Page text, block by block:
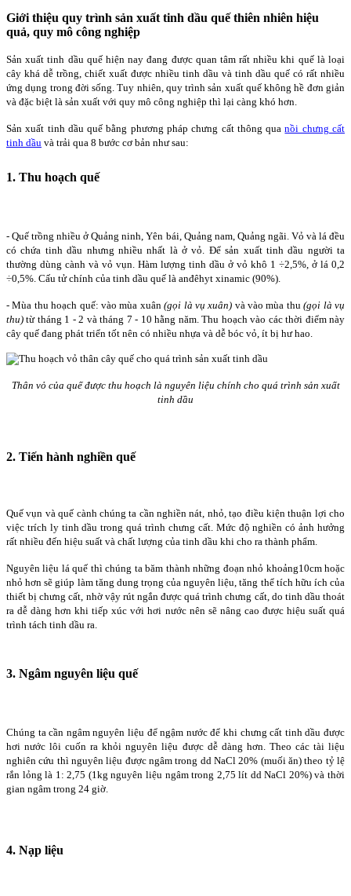
Giới thiệu quy trình sản xuất tinh dầu quế thiên nhiên hiệu
quả, quy mô công nghiệp
Sản xuất tinh dầu quế hiện nay đang được quan tâm rất nhiều khi quế là loại
cây khá dễ trồng, chiết xuất được nhiều tinh dầu và tinh dầu quế có rất nhiều
ứng dụng trong đời sống. Tuy nhiên, quy trình sản xuất quế không hề đơn giản
và đặc biệt là sản xuất với quy mô công nghiệp thì lại càng khó hơn.
Sản xuất tinh dầu quế bằng phương pháp chưng cất thông quanồi chưng cất
tinh dầu và trải qua 8 bước cơ bản như sau:
1. Thu hoạch quế
- Quế trồng nhiều ở Quảng ninh, Yên bái, Quảng nam, Quảng ngãi. Vỏ và lá đều
có chứa tinh dầu nhưng nhiều nhất là ở vỏ. Để sản xuất tinh dầu người ta
thường dùng cành và vỏ vụn. Hàm lượng tinh dầu ở vỏ khô 1 ÷2,5%, ở lá 0,2
÷0,5%. Cấu tử chính của tinh dầu quế là anđêhyt xinamic (90%).
- Mùa thu hoạch quế: vào mùa xuân(gọi là vụ xuân) và vào mùa thu(gọi là vụ
thu)từ tháng 1 - 2 và tháng 7 - 10 hằng năm. Thu hoạch vào các thời điểm này
cây quế đang phát triển tốt nên có nhiều nhựa và dễ bóc vỏ, ít bị hư hao.
Thân vỏ của quế được thu hoạch là nguyên liệu chính cho quá trình sản xuất
tinh dầu
2. Tiến hành nghiền quế
Quế vụn và quế cành chúng ta cần nghiền nát, nhỏ, tạo điều kiện thuận lợi cho
việc trích ly tinh dầu trong quá trình chưng cất. Mức độ nghiền có ảnh hưởng
rất nhiều đến hiệu suất và chất lượng của tinh dầu khi cho ra thành phẩm.
Nguyên liệu lá quế thì chúng ta băm thành những đoạn nhỏ khoảng10cm hoặc
nhỏ hơn sẽ giúp làm tăng dung trọng của nguyên liệu, tăng thể tích hữu ích của
thiết bị chưng cất, nhờ vậy rút ngắn được quá trình chưng cất, do tinh dầu thoát
ra dễ dàng hơn khi tiếp xúc với hơi nước nên sẽ nâng cao được hiệu suất quá
trình tách tinh dầu ra.
3. Ngâm nguyên liệu quế
Chúng ta cần ngâm nguyên liệu để ngậm nước để khi chưng cất tinh dầu được
hơi nước lôi cuốn ra khỏi nguyên liệu được dễ dàng hơn. Theo các tài liệu
nghiên cứu thì nguyên liệu được ngâm trong dd NaCl 20% (muối ăn) theo tỷ lệ
rắn lỏng là 1: 2,75 (1kg nguyên liệu ngâm trong 2,75 lít dd NaCl 20%) và thời
gian ngâm trong 24 giờ.
4. Nạp liệu